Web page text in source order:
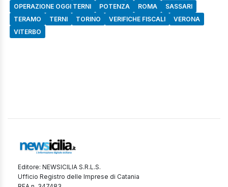
OPERAZIONE OGGI TERNI
POTENZA ROMA
SASSARI
TERAMO
TERNI TORINO VERIFICHE FISCALI
VERONA
VITERBO
Editore: NEWSICILIA S.R.L.S.
Ufficio Registro delle Imprese di Catania